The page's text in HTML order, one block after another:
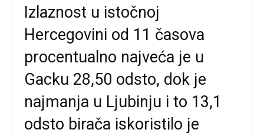
Izlaznost u istočnoj
Hercegovini od 11 časova
procentualno najveća je u
Gacku 28,50 odsto, dok je
najmanja u Ljubinju i to 13,1
odsto birača iskoristilo je